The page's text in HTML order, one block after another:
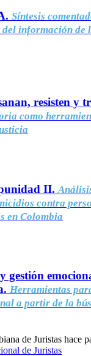
Síntesis
del información de
resisten y
como
II.
contra
en Colombia
gestión
Herramientas
a partir de la
de Juristas hace